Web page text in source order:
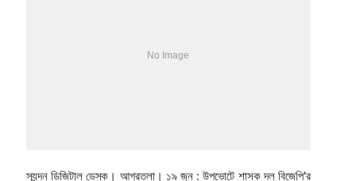
স্যন্দন ডিজিটাল ডেস্ক। আগরতলা। ১৯ জুন : উপভোটে শাসক দল বিজেপি'র